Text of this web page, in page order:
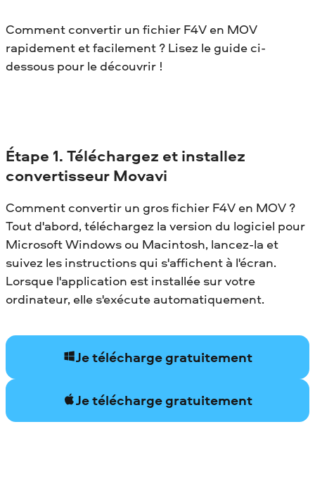
Comment convertir un fichier F4V en MOV
rapidement et facilement ? Lisez le guide ci-
dessous pour le découvrir !
Étape 1. Téléchargez et installez
convertisseur Movavi
Comment convertir un gros fichier F4V en MOV ?
Tout d'abord, téléchargez la version du logiciel pour
Microsoft Windows ou Macintosh, lancez-la et
suivez les instructions qui s'affichent à l'écran.
Lorsque l'application est installée sur votre
ordinateur, elle s'exécute automatiquement.
Je télécharge gratuitement
Je télécharge gratuitement